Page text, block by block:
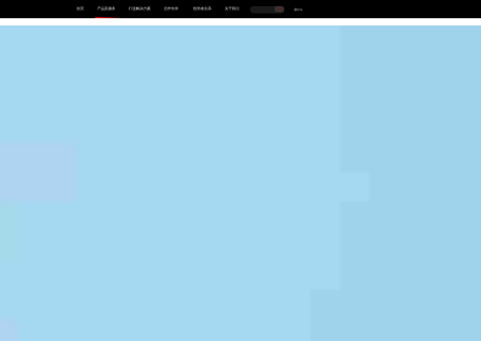
首页 产品及服务 行业解决方案 合作伙伴 投资者关系 关于我们 中EN